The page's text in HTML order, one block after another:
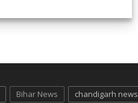
Bihar News chandigarh news